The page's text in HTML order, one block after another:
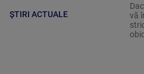
ȘTIRI ACTUALE
vă